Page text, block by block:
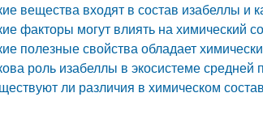
вещества входят в состав изабеллы и
факторы могут влиять на химический
полезные свойства обладает
роль изабеллы в экосистеме средней
ли различия в химическом